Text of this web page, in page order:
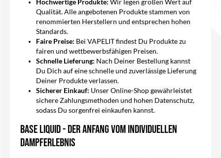
Hochwertige Produkte: Wir legen großen Wert auf
Qualität. Alle angebotenen Produkte stammen von
renommierten Herstellern und entsprechen hohen
Standards.
Faire Preise: Bei VAPELIT findest Du Produkte zu
fairen und wettbewerbsfähigen Preisen.
Schnelle Lieferung: Nach Deiner Bestellung kannst
Du Dich auf eine schnelle und zuverlässige Lieferung
Deiner Produkte verlassen.
Sicherer Einkauf: Unser Online-Shop gewährleistet
sichere Zahlungsmethoden und hohen Datenschutz,
sodass Du sorgenfrei einkaufen kannst.
Base Liquid - Der Anfang vom individuellen
Dampferlebnis